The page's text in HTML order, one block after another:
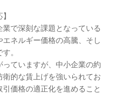
で深刻な課題となっている
ネルギー価格の高騰、そし
。
ていますが、中小企業の約
的な賃上げを強いられてお
価格の適正化を進めること